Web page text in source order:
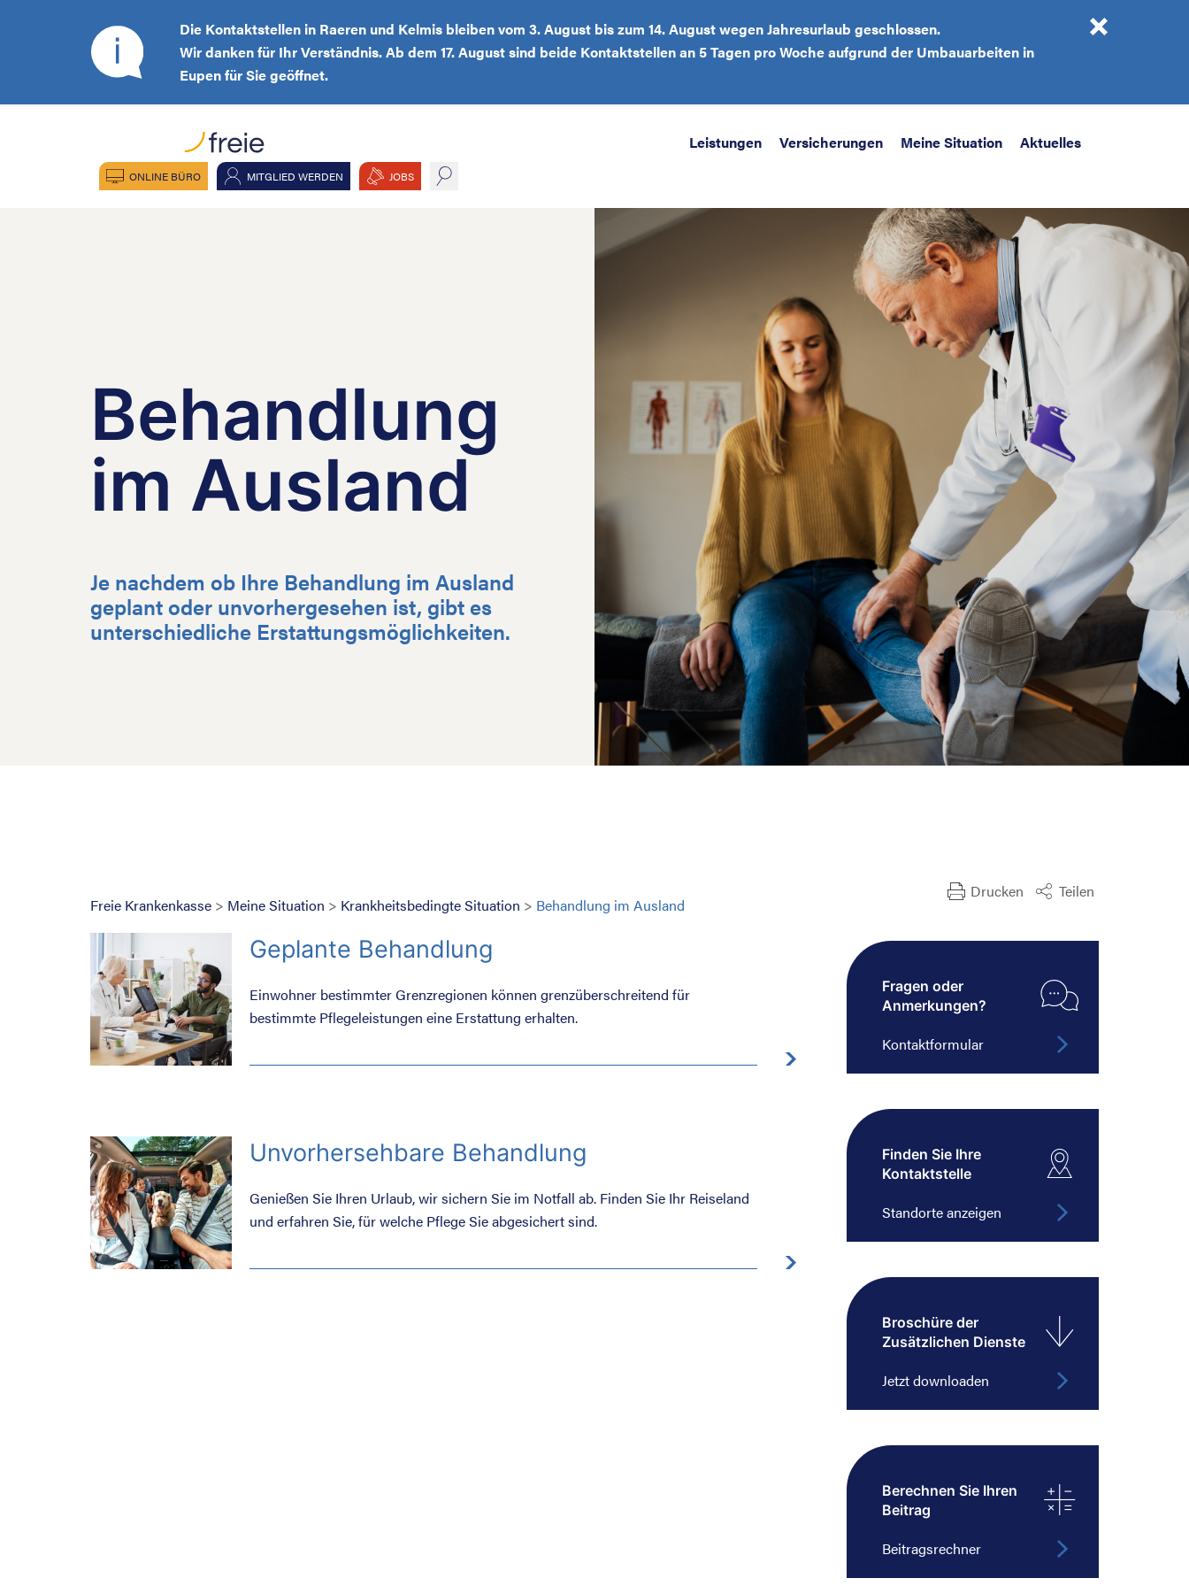
Die Kontaktstellen in Raeren und Kelmis bleiben vom 3. August bis zum 14. August wegen Jahresurlaub geschlossen.
Wir danken für Ihr Verständnis. Ab dem 17. August sind beide Kontaktstellen an 5 Tagen pro Woche aufgrund der Umbauarbeiten in
Eupen für Sie geöffnet.
Leistungen Versicherungen Meine Situation Aktuelles
ONLINE BÜRO MITGLIED WERDEN JOBS
Suche nach:
Behandlung
im Ausland
Je nachdem ob Ihre Behandlung im Ausland
geplant oder unvorhergesehen ist, gibt es
unterschiedliche Erstattungsmöglichkeiten.
Freie Krankenkasse > Meine Situation > Krankheitsbedingte Situation > Behandlung im Ausland
Geplante Behandlung
Einwohner bestimmter Grenzregionen können grenzüberschreitend für
bestimmte Pflegeleistungen eine Erstattung erhalten.
Unvorhersehbare Behandlung
Genießen Sie Ihren Urlaub, wir sichern Sie im Notfall ab. Finden Sie Ihr Reiseland
und erfahren Sie, für welche Pflege Sie abgesichert sind.
Drucken Teilen
Fragen oder
Anmerkungen?
Kontaktformular
Finden Sie Ihre
Kontaktstelle
Standorte anzeigen
Broschüre der
Zusätzlichen Dienste
Jetzt downloaden
Berechnen Sie Ihren
Beitrag
Beitragsrechner